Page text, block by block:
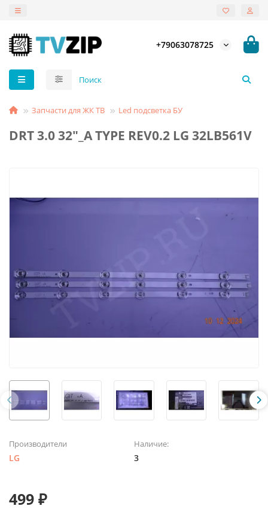
+79063078725
Запчасти для ЖК ТВ Led подсветка БУ
DRT 3.0 32"_A TYPE REV0.2 LG 32LB561V
Производители
LG
Наличие:
3
499 ₽